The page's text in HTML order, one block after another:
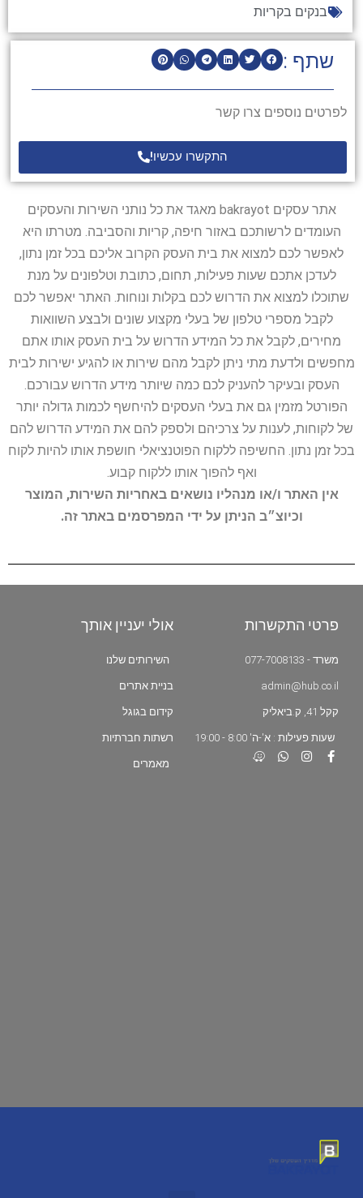
שתף :
לפרטים נוספים צרו קשר
התקשרו עכשיו!
בנקים בקריות
אתר עסקים bakrayot מאגד את כל נותני השירות והעסקים
העומדים לרשותכם באזור חיפה, קריות והסביבה. מטרתו היא
לאפשר לכם למצוא את בית העסק הקרוב אליכם בכל זמן נתון,
לעדכן אתכם שעות פעילות, תחום, כתובת וטלפונים על מנת
שתוכלו למצוא את הדרוש לכם בקלות ונוחות. האתר יאפשר לכם
לקבל מספרי טלפון של בעלי מקצוע שונים ולבצע השוואות
מחירים, לקבל את כל המידע הדרוש על בית העסק אותו אתם
מחפשים ולדעת מתי ניתן לקבל מהם שירות או להגיע ישירות לבית
העסק ובעיקר להעניק לכם כמה שיותר מידע הדרוש עבורכם.
הפורטל מזמין גם את בעלי העסקים להיחשף לכמות גדולה יותר
של לקוחות, לענות על צרכיהם ולספק להם את המידע הדרוש להם
בכל זמן נתון. החשיפה ללקוח הפוטנציאלי חושפת אותו להיות לקוח
ואף להפוך אותו ללקוח קבוע.
אין האתר ו/או מנהליו נושאים באחריות השירות, המוצר
וכיוצ״ב הניתן על ידי המפרסמים באתר זה.
פרטי התקשרות
משרד - 077-7008133
admin@hub.co.il
קקל 41, ק.ביאליק
שעות פעילות : א'-ה' 8:00 - 19:00
אולי יעניין אותך
השירותים שלנו
בניית אתרים
קידום בגוגל
רשתות חברתיות
מאמרים